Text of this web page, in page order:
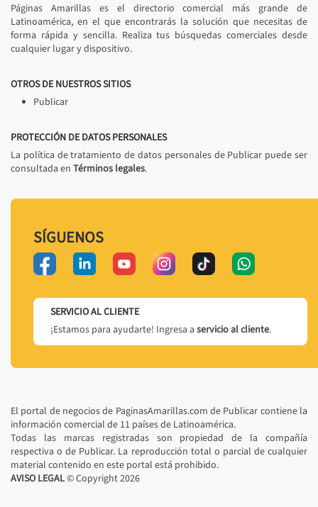
Páginas Amarillas es el directorio comercial más grande de
Latinoamérica, en el que encontrarás la solución que necesitas de
forma rápida y sencilla. Realiza tus búsquedas comerciales desde
cualquier lugar y dispositivo.
OTROS DE NUESTROS SITIOS
Publicar
PROTECCIÓN DE DATOS PERSONALES
La política de tratamiento de datos personales de Publicar puede ser
consultada en Términos legales.
SÍGUENOS
SERVICIO AL CLIENTE
¡Estamos para ayudarte! Ingresa a servicio al cliente.
El portal de negocios de PaginasAmarillas.com de Publicar contiene la
información comercial de 11 países de Latinoamérica.
Todas las marcas registradas son propiedad de la compañía
respectiva o de Publicar. La reproducción total o parcial de cualquier
material contenido en este portal está prohibido.
AVISO LEGAL© Copyright2026